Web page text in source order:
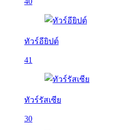
ทัวร์อียิปต์
41
ทัวร์รัสเซีย
30